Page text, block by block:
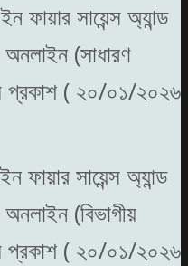
ফায়ার সায়েন্স অ্যান্ড
(সাধারণ
প্রকাশ ( ২০/০১/২০২৬
ফায়ার সায়েন্স অ্যান্ড
(বিভাগীয়
প্রকাশ ( ২০/০১/২০২৬